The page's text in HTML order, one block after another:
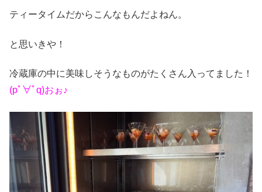
ティータイムだからこんなもんだよねん。
と思いきや！
冷蔵庫の中に美味しそうなものがたくさん入ってました！
(pﾟ∀ﾟq)おぉ♪